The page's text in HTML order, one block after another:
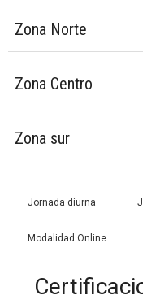
Zona Norte
Zona Centro
Zona sur
Jornada diurna
Modalidad Online